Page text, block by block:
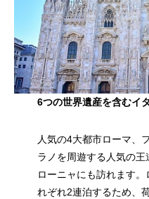
6つの世界遺産を含むイ
人気の4大都市ローマ、
ラノを周遊する人気の
ローニャにも訪れます
れぞれ2連泊するため、